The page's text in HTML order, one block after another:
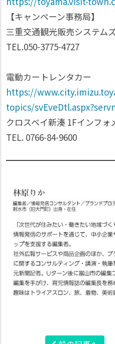
【キャンペーン事務局】
三重交通観光販売システム
TEL.050-3775-4727
電動カートレンタカー
https://
topics/
クロスベイ新湊 1Fインフォ
TEL. 0766-84-9600